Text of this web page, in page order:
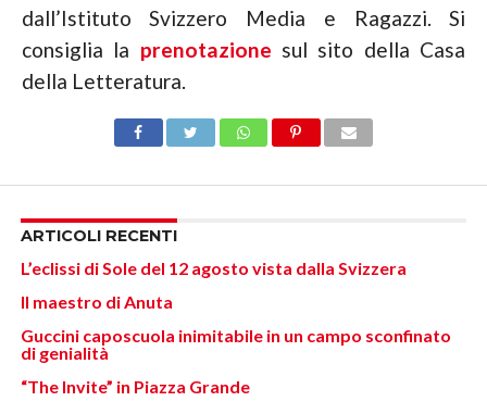
dall’Istituto Svizzero Media e Ragazzi. Si
consiglia la prenotazione sul sito della Casa
della Letteratura.
ARTICOLI RECENTI
L’eclissi di Sole del 12 agosto vista dalla Svizzera
Il maestro di Anuta
Guccini caposcuola inimitabile in un campo sconfinato
di genialità
“The Invite” in Piazza Grande